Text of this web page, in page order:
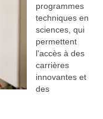
programmes
techniques en
sciences, qui
permettent
l'accès à des
carrières
innovantes et
des